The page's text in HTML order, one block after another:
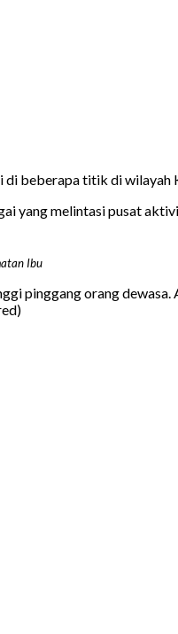
beberapa titik di
yang melintasi pusat
Ibu
pinggang orang